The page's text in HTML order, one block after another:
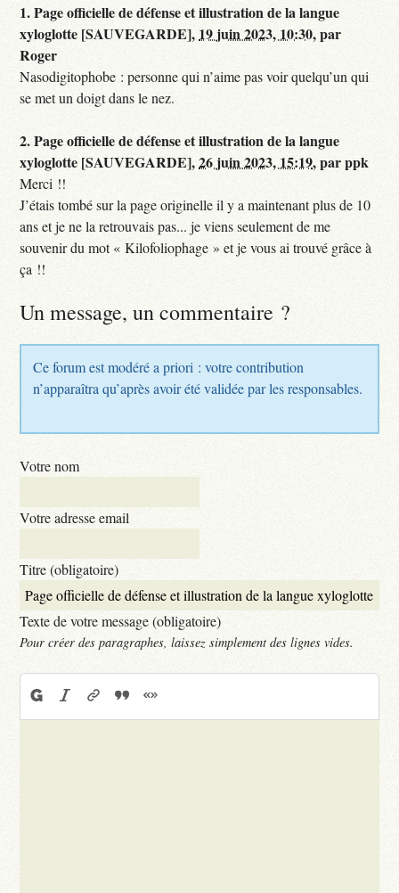
1.Page officielle de défense et illustration de la langue
xyloglotte [SAUVEGARDE], 19 juin 2023, 10:30,par
Roger
Nasodigitophobe : personne qui n’aime pas voir quelqu’un qui
se met un doigt dans le nez.
2.Page officielle de défense et illustration de la langue
xyloglotte [SAUVEGARDE],26 juin 2023, 15:19,parppk
Merci !!
J’étais tombé sur la page originelle il y a maintenant plus de 10
ans et je ne la retrouvais pas... je viens seulement de me
souvenir du mot « Kilofoliophage » et je vous ai trouvé grâce à
ça !!
Un message, un commentaire ?
Ce forum est modéré a priori : votre contribution
n’apparaîtra qu’après avoir été validée par les responsables.
Votre nom
Votre adresse email
Titre (obligatoire)
Texte de votre message (obligatoire)
Pour créer des paragraphes, laissez simplement des lignes vides.